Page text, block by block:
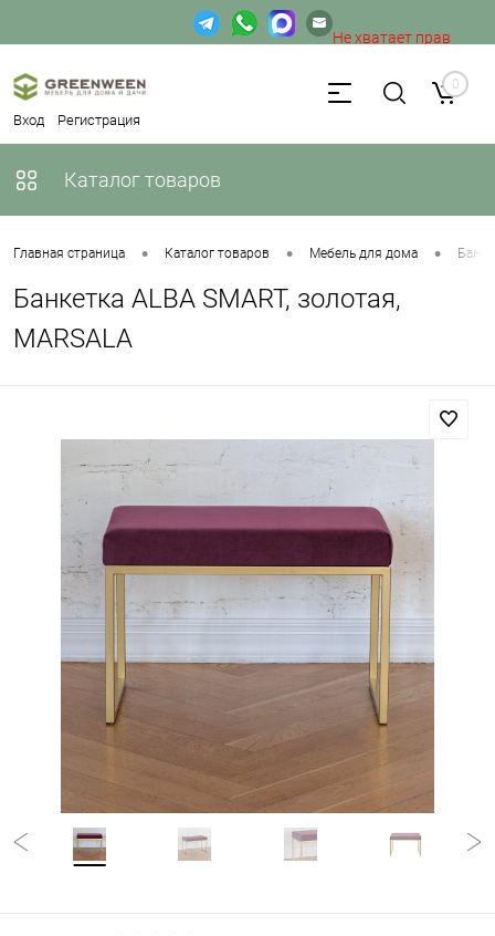
Вход Регистрация
Не хватает прав
доступа к веб-форме. 0
Каталог товаров
Главная страница • Каталог товаров • Мебель для дома •
Банкетка ALBA SMART, золотая,
MARSALA